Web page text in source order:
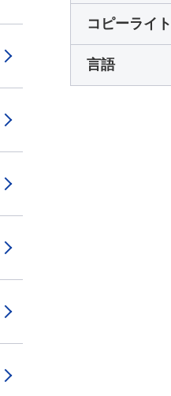
コピーライト
言語